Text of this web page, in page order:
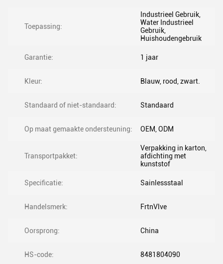
Toepassing:
Industrieel Gebruik,
Water Industrieel
Gebruik,
Huishoudengebruik
Garantie: 1 jaar
Kleur: Blauw, rood, zwart.
Standaard of niet-standaard: Standaard
Op maat gemaakte ondersteuning: OEM, ODM
Transportpakket:
Verpakking in karton,
afdichting met
kunststof
Specificatie: Sainlessstaal
Handelsmerk: FrtnVlve
Oorsprong: China
HS-code: 8481804090